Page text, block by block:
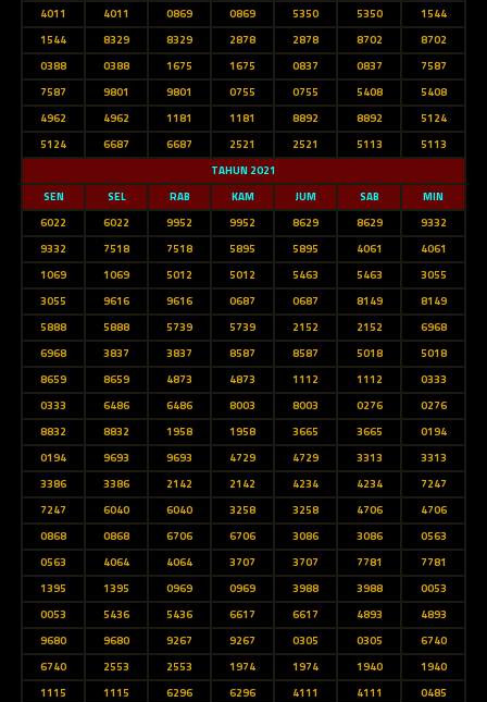
4011
4011 0869 0869 5350 5350
1544
1544
8329 8329 2878 2878 8702
8702
0388
0388 1675 1675 0837 0837
7587
7587
9801 9801 0755 0755 5408
5408
4962
4962 1181 1181 8892 8892
5124
5124
6687 6687 2521 2521 5113
5113
TAHUN 2021
SEN
SEL RAB KAM JUM SAB
MIN
6022
6022 9952 9952 8629 8629
9332
9332
7518 7518 5895 5895 4061
4061
1069
1069 5012 5012 5463 5463
3055
3055
9616 9616 0687 0687 8149
8149
5888
5888 5739 5739 2152 2152
6968
6968
3837 3837 8587 8587 5018
5018
8659
8659 4873 4873 1112 1112
0333
0333
6486 6486 8003 8003 0276
0276
8832
8832 1958 1958 3665 3665
0194
0194
9693 9693 4729 4729 3313
3313
3386
3386 2142 2142 4234 4234
7247
7247
6040 6040 3258 3258 4706
4706
0868
0868 6706 6706 3086 3086
0563
0563
4064 4064 3707 3707 7781
7781
1395
1395 0969 0969 3988 3988
0053
0053
5436 5436 6617 6617 4893
4893
9680
9680 9267 9267 0305 0305
6740
6740
2553 2553 1974 1974 1940
1940
1115
1115 6296 6296 4111 4111
0485